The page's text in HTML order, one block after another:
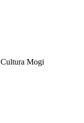
Cultura Mogi